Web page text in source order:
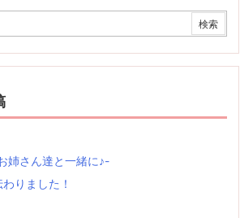
さん達と一緒に♪-
りました！